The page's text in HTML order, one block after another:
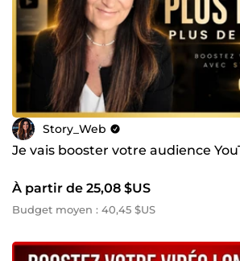
Story_Web
Je vais booster votre audience
À partir de 25,08 $US
Budget moyen : 40,45 $US